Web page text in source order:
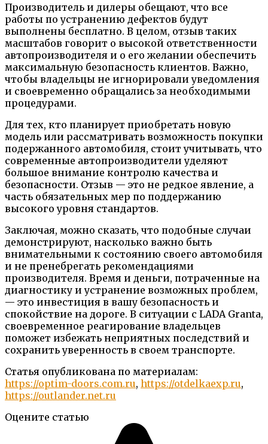
Производитель и дилеры обещают, что все
работы по устранению дефектов будут
выполнены бесплатно. В целом, отзыв таких
масштабов говорит о высокой ответственности
автопроизводителя и о его желании обеспечить
максимальную безопасность клиентов. Важно,
чтобы владельцы не игнорировали уведомления
и своевременно обращались за необходимыми
процедурами.
Для тех, кто планирует приобретать новую
модель или рассматривать возможность покупки
подержанного автомобиля, стоит учитывать, что
современные автопроизводители уделяют
большое внимание контролю качества и
безопасности. Отзыв — это не редкое явление, а
часть обязательных мер по поддержанию
высокого уровня стандартов.
Заключая, можно сказать, что подобные случаи
демонстрируют, насколько важно быть
внимательными к состоянию своего автомобиля
и не пренебрегать рекомендациями
производителя. Время и деньги, потраченные на
диагностику и устранение возможных проблем,
— это инвестиция в вашу безопасность и
спокойствие на дороге. В ситуации с LADA Granta,
своевременное реагирование владельцев
поможет избежать неприятных последствий и
сохранить уверенность в своем транспорте.
Статья опубликована по материалам:
https://optim-doors.com.ru, https://otdelkaexp.ru,
https://outlander.net.ru
Оцените статью